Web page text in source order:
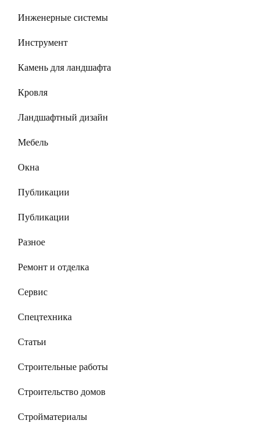
Инженерные системы
Инструмент
Камень для ландшафта
Кровля
Ландшафтный дизайн
Мебель
Окна
Публикации
Публикации
Разное
Ремонт и отделка
Сервис
Спецтехника
Статьи
Строительные работы
Строительство домов
Стройматериалы